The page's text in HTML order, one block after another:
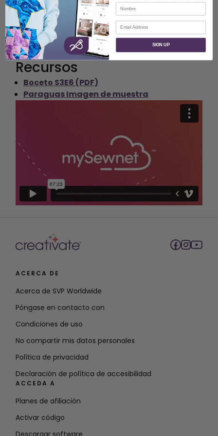
de arte
Borda tu propiafirmao utiliza la función
Caligrafía
para crear monogramas
personalizados y letras estilizadas.
Recursos
Boceto S3E6 (PDF)
Paraguas Imagen de muestra
ACERCA DE
Acerca de SVP Worldwide
Póngase en contacto con
Condiciones de uso
No compartir mis datos personales
Política de privacidad
Declaración de política de accesibilidad
ACCEDA A
Planes de afiliación
Activar código
Descargar software
Nombre
Correo electrónico
SIGN UP